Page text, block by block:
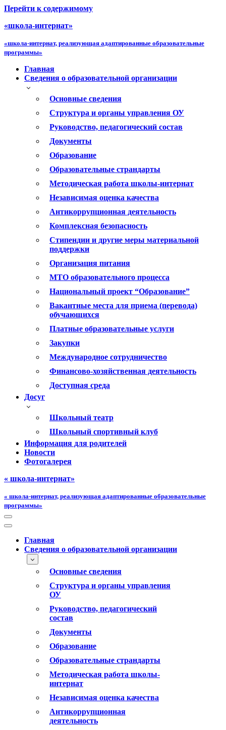
Перейти к содержимому
«школа-интернат»
«школа-интернат, реализующая адаптированные образовательные
программы»
Главная
Сведения о образовательной организации
Основные сведения
Структура и органы управления ОУ
Руководство, педагогический состав
Документы
Образование
Образовательные страндарты
Методическая работа школы-интернат
Независимая оценка качества
Антикоррупционная деятельность
Комплексная безопасность
Стипендии и другие меры материальной
поддержки
Организация питания
МТО образовательного процесса
Национальный проект “Образование”
Вакантные места для приема (перевода)
обучающихся
Платные образовательные услуги
Закупки
Международное сотрудничество
Финансово-хозяйственная деятельность
Доступная среда
Досуг
Школьный театр
Школьный спортивный клуб
Информация для родителей
Новости
Фотогалерея
« школа-интернат»
« школа-интернат, реализующая адаптированные образовательные
программы»
Меню
навигации
Меню
навигацииГлавная
Сведения о образовательной организации
Основные сведения
Структура и органы управления
ОУ
Руководство, педагогический
состав
Документы
Образование
Образовательные страндарты
Методическая работа школы-
интернат
Независимая оценка качества
Антикоррупционная
деятельность